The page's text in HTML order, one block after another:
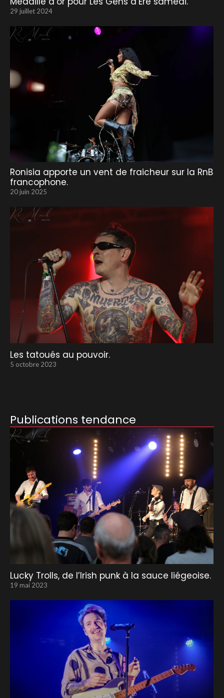
29 juillet 2024
Ronisia apporte un vent de fraicheur sur la RnB
francophone.
20 juin 2025
Les tatoués au pouvoir.
5 octobre 2023
Publications tendance
Lucky Trolls, de l’Irish punk à la sauce liégeoise.
19 mai 2023